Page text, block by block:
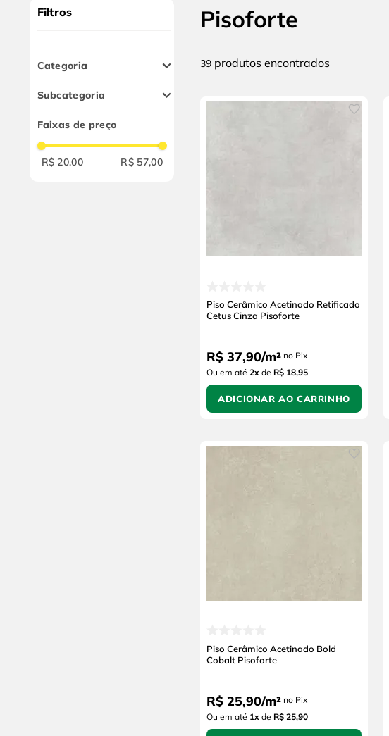
Filtros
Categoria
Subcategoria
Faixas de preço
R$ 20,00 R$ 57,00
Pisoforte
39 produtos
Piso Cerâmico Acetinado Retificado
Cetus Cinza Pisoforte
R$ 37,90/m² no Pix
Ou em até 2x de R$ 18,95
ADICIONAR AO CARRINHO
Piso Cerâmico Acetinado Bold
Cobalt Pisoforte
R$ 25,90/m² no Pix
Ou em até 1x de R$ 25,90
chave impacto